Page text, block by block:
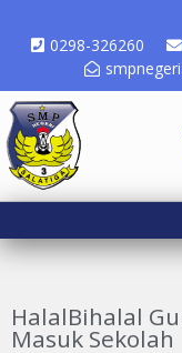
0298-326260
HalalBihalal
Masuk Sekolah